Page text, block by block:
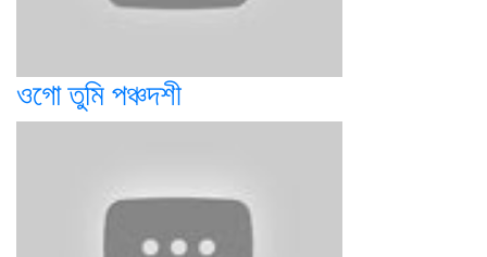
ওগো তুমি পঞ্চদশী